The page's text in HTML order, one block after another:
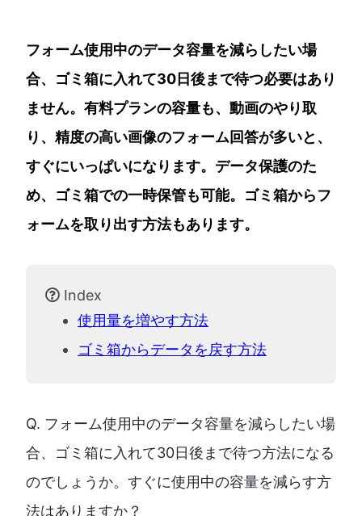
フォーム使用中のデータ容量を減らしたい場
合、ゴミ箱に入れて30日後まで待つ必要はあり
ません。有料プランの容量も、動画のやり取
り、精度の高い画像のフォーム回答が多いと、
すぐにいっぱいになります。データ保護のた
め、ゴミ箱での一時保管も可能。ゴミ箱からフ
ォームを取り出す方法もあります。
Index
使用量を増やす方法
ゴミ箱からデータを戻す方法
Q. フォーム使用中のデータ容量を減らしたい場
合、ゴミ箱に入れて30日後まで待つ方法になる
のでしょうか。すぐに使用中の容量を減らす方
法はありますか？